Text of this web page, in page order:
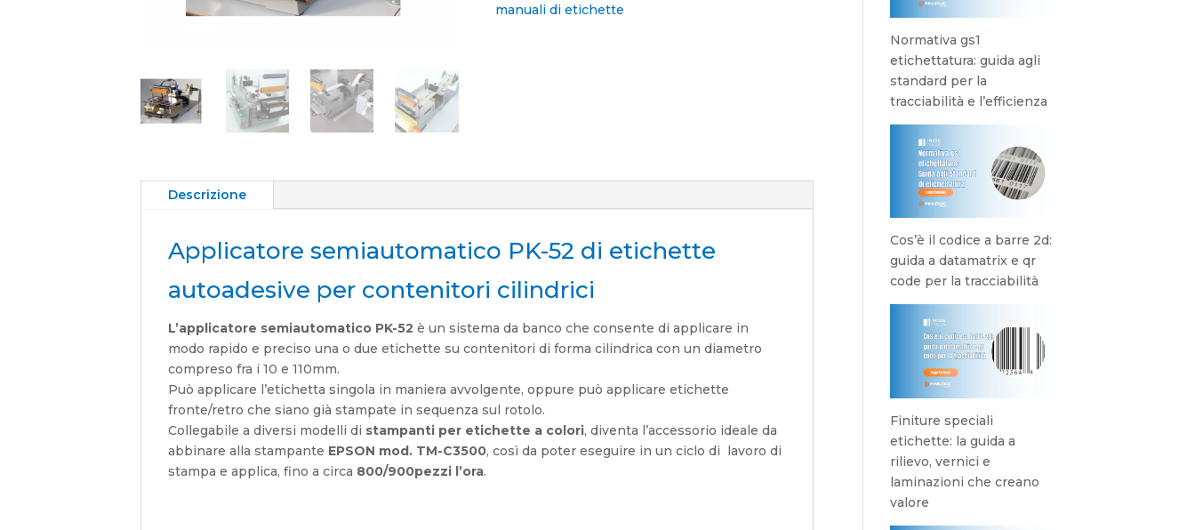
manuali di etichette
Descrizione
Applicatore semiautomatico PK-52 di etichette
autoadesive per contenitori cilindrici
L’applicatore semiautomatico PK-52 è un sistema da banco che consente di applicare in
modo rapido e preciso una o due etichette su contenitori di forma cilindrica con un diametro
compreso fra i 10 e 110mm.
Può applicare l’etichetta singola in maniera avvolgente, oppure può applicare etichette
fronte/retro che siano già stampate in sequenza sul rotolo.
Collegabile a diversi modelli di stampanti per etichette a colori, diventa l’accessorio ideale da
abbinare alla stampante EPSON mod. TM-C3500, così da poter eseguire in un ciclo di lavoro di
stampa e applica, fino a circa 800/900pezzi l’ora.
Normativa gs1
etichettatura: guida agli
standard per la
tracciabilità e l’efficienza
Cos’è il codice a barre 2d:
guida a datamatrix e qr
code per la tracciabilità
Finiture speciali
etichette: la guida a
rilievo, vernici e
laminazioni che creano
valore